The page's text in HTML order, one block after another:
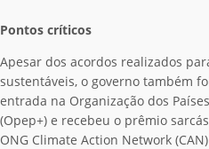
Pontos críticos
Apesar dos acordos realizados
sustentáveis, o governo também
entrada na Organização dos
(Opep+) e recebeu o prêmio
ONG Climate Action Network